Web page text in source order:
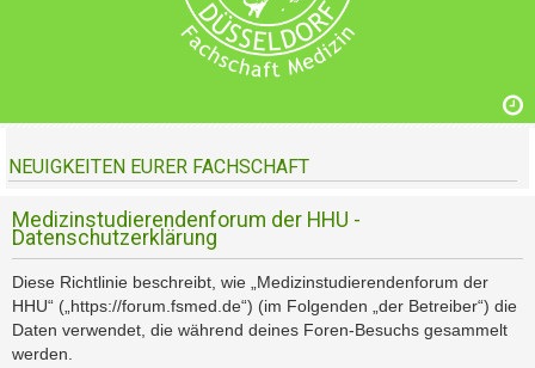
R
g
i
s
t
r
i
e
NEUIGKEITEN EURER FACHSCHAFT
Medizinstudierendenforum der HHU -
Datenschutzerklärung
Diese Richtlinie beschreibt, wie „Medizinstudierendenforum der
HHU“ („https://forum.fsmed.de“) (im Folgenden „der Betreiber“) die
Daten verwendet, die während deines Foren-Besuchs gesammelt
werden.